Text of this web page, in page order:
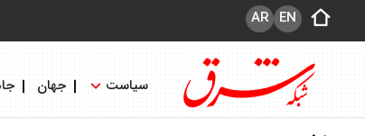
EN
AR
سیاست جهان